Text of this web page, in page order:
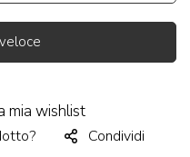
mia wishlist
Condividi